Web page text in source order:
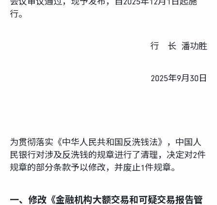
富达课堂
多元化和包容性
行。
行 长 潘功胜
2025年9月30日
为贯彻落实《中华人民共和国反洗钱法》，中国人
民银行对涉及反洗钱的规章进行了清理，决定对2件
规章的部分条款予以修改，并废止1件规章。
一、修改《金融机构大额交易和可疑交易报告管